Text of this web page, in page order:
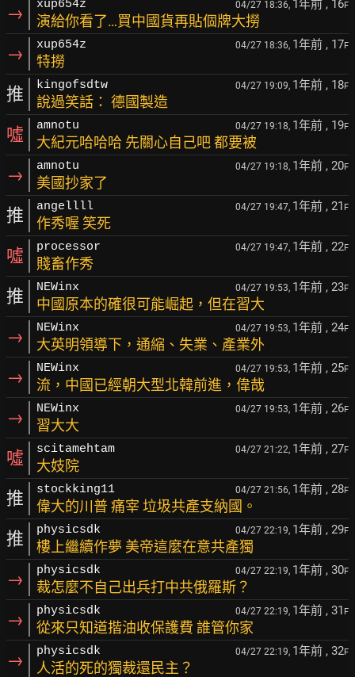
→ xup654z 04/27 18:36, 1年前 , 16F
演給你看了…買中國貨再貼個牌大撈
→ xup654z 04/27 18:36, 1年前 , 17F
特撈
推 kingofsdtw 04/27 19:09, 1年前 , 18F
說過笑話： 德國製造
噓 amnotu 04/27 19:18, 1年前 , 19F
大紀元哈哈哈 先關心自己吧 都要被
→ amnotu 04/27 19:18, 1年前 , 20F
美國抄家了
推 angellll 04/27 19:47, 1年前 , 21 F
作秀喔 笑死
噓 processor 04/27 19:47, 1年前 , 22F
賤畜作秀
推 NEWinx 04/27 19:53, 1年前 , 23F
中國原本的確很可能崛起，但在習大
→ NEWinx 04/27 19:53, 1年前 , 24F
大英明領導下，通縮、失業、產業外
→ NEWinx 04/27 19:53, 1年前 , 25F
流，中國已經朝大型北韓前進，偉哉
→ NEWinx 04/27 19:53, 1年前 , 26F
習大大
噓 scitamehtam 04/27 21:22, 1年前 , 27F
大妓院
推 stockking11 04/27 21:56, 1年前 , 28F
偉大的川普 痛宰 垃圾共產支納國。
推 physicsdk 04/27 22:19, 1年前 , 29F
樓上繼續作夢 美帝這麼在意共產獨
→ physicsdk 04/27 22:19, 1年前 , 30F
裁怎麼不自己出兵打中共俄羅斯？
→ physicsdk 04/27 22:19, 1年前 , 31 F
從來只知道揩油收保護費 誰管你家
→ physicsdk 04/27 22:19, 1年前 , 32F
人活的死的獨裁還民主？